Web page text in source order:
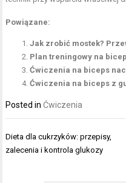
Powiązane:
Jak zrobić mostek?
Plan treningowy na
Ćwiczenia na biceps
Ćwiczenia na biceps z
Posted in Ćwiczenia
Nawigacja
wpisu
Dieta dla cukrzyków: przepisy,
zalecenia i kontrola glukozy